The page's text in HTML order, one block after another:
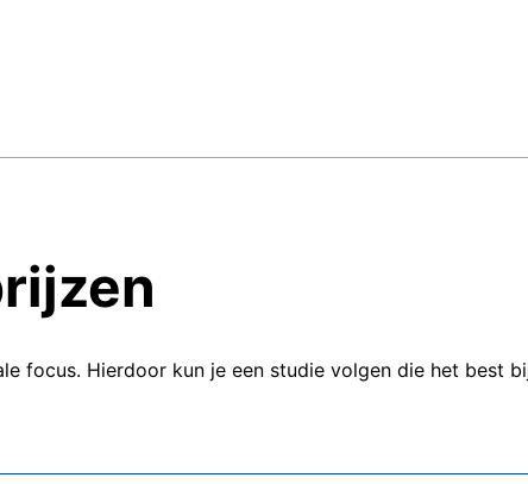
focus. Hierdoor kun je een studie volgen die het best